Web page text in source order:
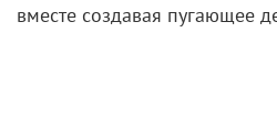
вместе создавая пугающее